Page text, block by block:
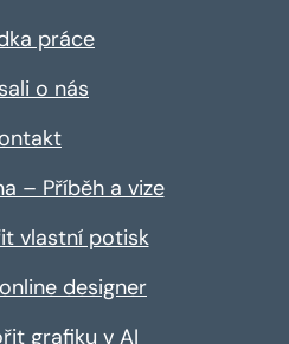
práce
o nás
– Příběh a vize
vlastní potisk
designer
grafiku v AI